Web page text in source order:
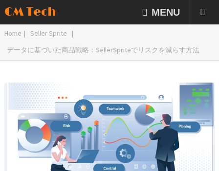
CM Tech MENU
Home | Seller Sprite
|
データに基づいた商品戦略：SellerSpriteでリスクを減らす方法